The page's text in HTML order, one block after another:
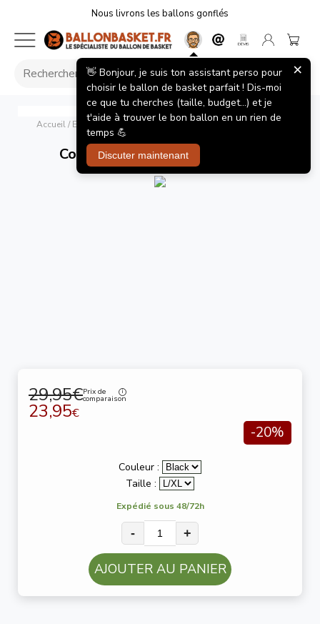
Nous livrons les ballons gonflés
Compression arm sleeve black McDavid
Accueil/ Equipements Joueur/ Compression arm sleeve black
Compression arm sleeve black
29,95€Prix de
comparaison
23,95€
-20%
Couleur :
Taille :
Expédié sous 48/72h
- +
AJOUTER AU PANIER
👋 Bonjour, je suis ton assistant perso pour
choisir le ballon de basket parfait ! Dis-moi
ce que tu cherches (taille, budget...) et je
t'aide à trouver le bon ballon en un rien de
temps 💪
Discuter maintenant
×